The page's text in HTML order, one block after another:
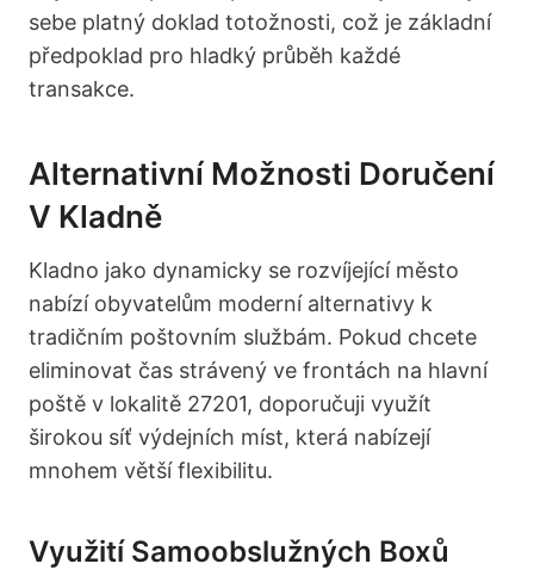
sebe platný doklad totožnosti, což je základní
předpoklad pro hladký průběh každé
transakce.
Alternativní Možnosti Doručení
V Kladně
Kladno jako dynamicky se rozvíjející město
nabízí obyvatelům moderní alternativy k
tradičním poštovním službám. Pokud chcete
eliminovat čas strávený ve frontách na hlavní
poště v lokalitě 27201, doporučuji využít
širokou síť výdejních míst, která nabízejí
mnohem větší flexibilitu.
Využití Samoobslužných Boxů